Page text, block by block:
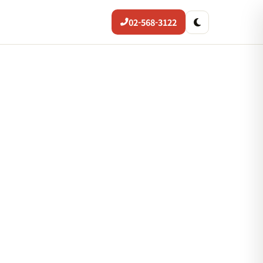
02-568-3122